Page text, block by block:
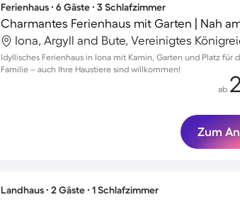
Ferienhaus ∙ 6 Gäste ∙ 3 Schlafzimmer
Iona, Argyll and Bute, Vereinigtes
Idyllisches Ferienhaus in Iona mit Kamin, Garten und Platz für
Familie – auch Ihre Haustiere sind willkommen!
ab
Zum
Landhaus ∙ 2 Gäste ∙ 1 Schlafzimmer